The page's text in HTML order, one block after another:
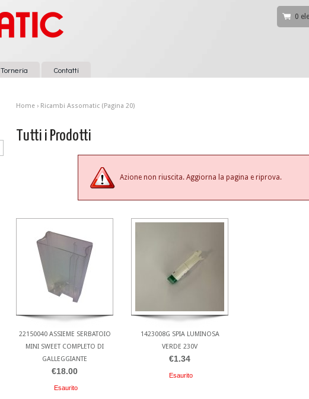
0
Torneria Contatti
Home › Ricambi Assomatic (Pagina 20)
Tutti i Prodotti
Azione non riuscita. Aggiorna la pagina e riprova.
22150040 ASSIEME SERBATOIO
MINI SWEET COMPLETO DI
GALLEGGIANTE
€18.00
Esaurito
1423008G SPIA LUMINOSA
VERDE 230V
€1.34
Esaurito